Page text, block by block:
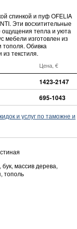
спинкой и пуф OFELIA
Эти восхитительные
тепла и уюта
мебели изготовлен из
тополя. Обивка
текстиля.
Цена, €
1423-2147
695-1043
и услуг по таможне и
бук, массив дерева,
тополь